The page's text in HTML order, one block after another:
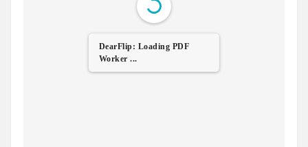
DearFlip: Loading PDF
Worker ...